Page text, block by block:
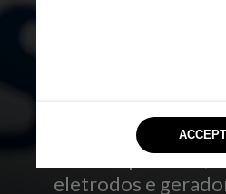
O SUS já conta com
tratamentos
fisioterapêuticos,
eletrodos e